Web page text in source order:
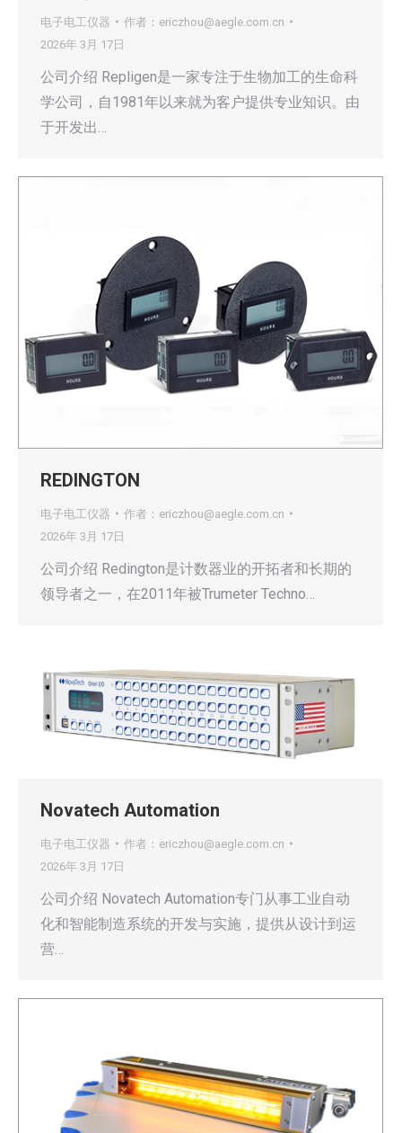
电子电工仪器 作者： ericzhou@aegle.com.cn
2026年 3月 17日
公司介绍 Repligen是一家专注于生物加工的生命科
学公司，自1981年以来就为客户提供专业知识。由
于开发出…
REDINGTON
电子电工仪器 作者： ericzhou@aegle.com.cn
2026年 3月 17日
公司介绍 Redington是计数器业的开拓者和长期的
领导者之一，在2011年被Trumeter Techno…
Novatech Automation
电子电工仪器 作者： ericzhou@aegle.com.cn
2026年 3月 17日
公司介绍 Novatech Automation专门从事工业自动
化和智能制造系统的开发与实施，提供从设计到运
营…